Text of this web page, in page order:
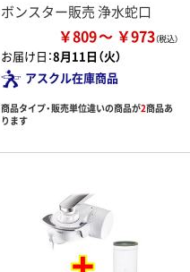
ボンスター販売 浄水蛇口
￥809 ￥973
お届け日：8月11日（火）
アスクル在庫商品
商品タイプ・販売単位違いの商品が2商品あ
ります